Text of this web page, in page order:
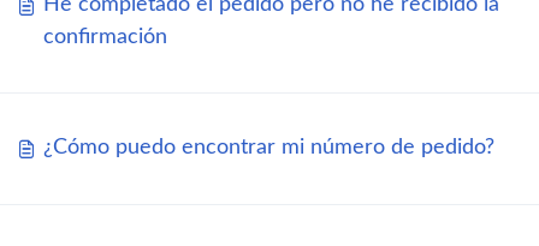
He completado el pedido pero no he recibido la
confirmación
¿Cómo puedo encontrar mi número de pedido?